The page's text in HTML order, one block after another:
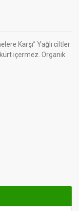
Karşı” Yağlı ciltler
içermez. Organik